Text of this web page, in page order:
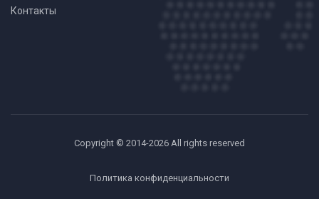
Контакты
Copyright © 2014-2026 All rights reserved
Политика конфиденциальности